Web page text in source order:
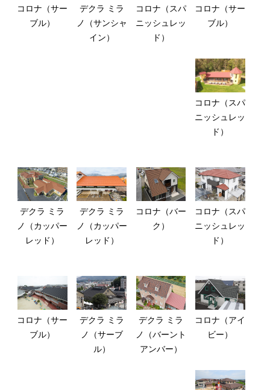
コロナ（サー
ブル）
デクラ ミラ
ノ（サンシャ
イン）
コロナ（スパ
ニッシュレッ
ド）
コロナ（サー
ブル）
コロナ（スパ
ニッシュレッ
ド）
デクラ ミラ
ノ（カッパー
レッド）
デクラ ミラ
ノ（カッパー
レッド）
コロナ（バー
ク）
コロナ（スパ
ニッシュレッ
ド）
コロナ（サー
ブル）
デクラ ミラ
ノ（サーブ
ル）
デクラ ミラ
ノ（バーント
アンバー）
コロナ（アイ
ビー）